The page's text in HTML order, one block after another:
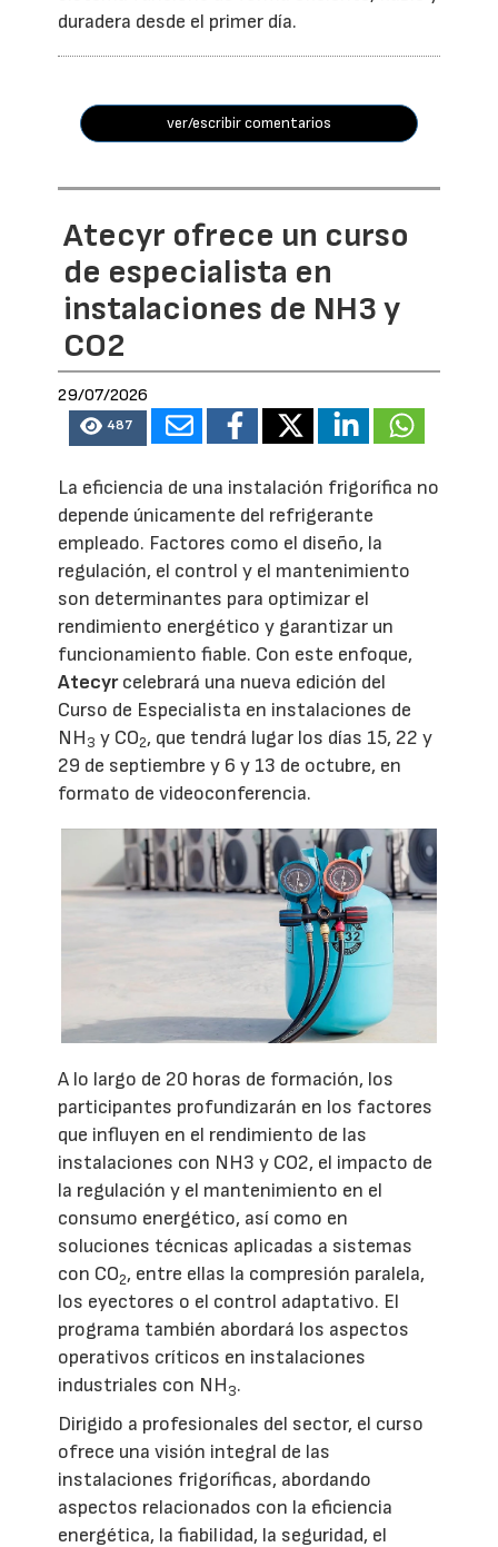
duradera desde el primer día.
ver/escribir comentarios
Atecyr ofrece un curso
de especialista en
instalaciones de NH3 y
CO2
29/07/2026
487
La eficiencia de una instalación frigorífica no
depende únicamente del refrigerante
empleado. Factores como el diseño, la
regulación, el control y el mantenimiento
son determinantes para optimizar el
rendimiento energético y garantizar un
funcionamiento fiable. Con este enfoque,
Atecyrcelebrará una nueva edición del
Curso de Especialista en instalaciones de
NH3 y CO2, que tendrá lugar los días 15, 22 y
29 de septiembre y 6 y 13 de octubre, en
formato de videoconferencia.
A lo largo de 20 horas de formación, los
participantes profundizarán en los factores
que influyen en el rendimiento de las
instalaciones con NH3 y CO2, el impacto de
la regulación y el mantenimiento en el
consumo energético, así como en
soluciones técnicas aplicadas a sistemas
con CO2, entre ellas la compresión paralela,
los eyectores o el control adaptativo. El
programa también abordará los aspectos
operativos críticos en instalaciones
industriales con NH3.
Dirigido a profesionales del sector, el curso
ofrece una visión integral de las
instalaciones frigoríficas, abordando
aspectos relacionados con la eficiencia
energética, la fiabilidad, la seguridad, el